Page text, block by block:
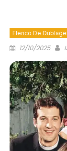
Elenco De
12/10/2025